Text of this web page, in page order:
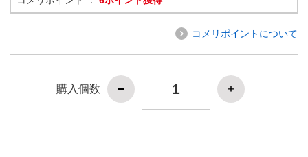
コメリポイントについて
購入個数